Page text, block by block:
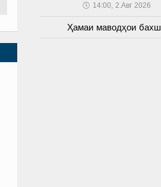
🕔 14:00, 2.Авг 2026
Ҳамаи маводҳои бахш